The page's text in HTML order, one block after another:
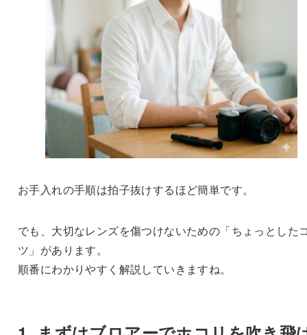
お手入れの手順は拍子抜けするほど簡単です。
でも、大切なレンズを傷つけないための「ちょっとした
ツ」があります。
順番にわかりやすく解説していきますね。